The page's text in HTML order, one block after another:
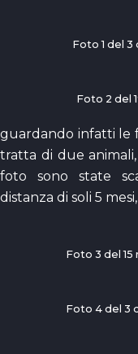
Foto 1 del
Foto 2 del
guardando infatti le
tratta di due
foto sono state
distanza di soli 5 mesi,
Foto 3 del
Foto 4 del 3